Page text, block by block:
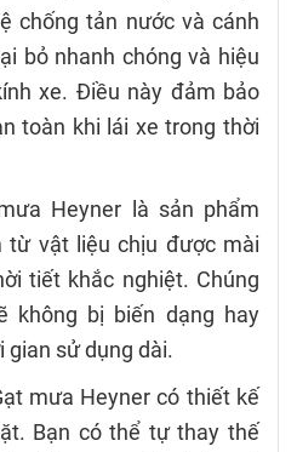
chống tản nước và cánh
bỏ nhanh chóng và hiệu
xe. Điều này đảm bảo
toàn khi lái xe trong thời
Heyner là sản phẩm
từ vật liệu chịu được mài
tiết khắc nghiệt. Chúng
không bị biến dạng hay
gian sử dụng dài.
mưa Heyner có thiết kế
Bạn có thể tự thay thế